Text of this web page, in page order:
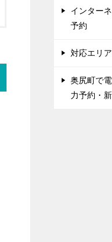
インター
予約
対応エリア
奥尻町で
力予約・